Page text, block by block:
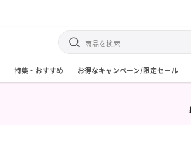
特集・おすすめ お得なキャンペーン/限定セール